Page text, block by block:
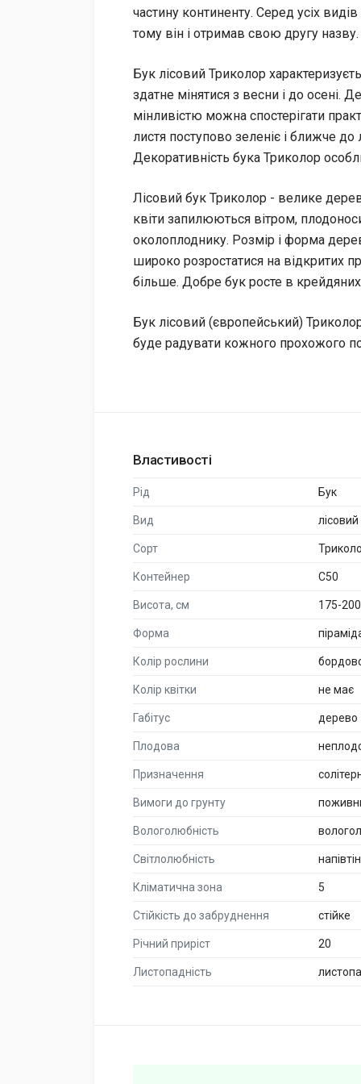
частину континенту. Серед усіх
тому він і отримав свою другу назву.
Бук лісовий Триколор
здатне мінятися з весни і до осені.
мінливістю можна спостерігати
листя поступово зеленіє і ближче
Декоративність бука Триколор
Лісовий бук Триколор - велике
квіти запилюються вітром,
околоплоднику. Розмір і форма
широко розростатися на відкритих
більше. Добре бук росте в крейдяних
Бук лісовий (європейський)
буде радувати кожного прохожого
Властивості
Рід Бук
Вид лісовий
Сорт
Контейнер C50
Висота, см 175-200
Форма
Колір рослини
Колір квітки не має
Габітус дерево
Плодова
Призначення
Вимоги до грунту
Вологолюбність
Світлолюбність
Кліматична зона 5
Стійкість до забруднення стійке
Річний приріст 20
Листопадність